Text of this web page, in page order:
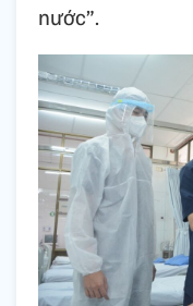
nước”.